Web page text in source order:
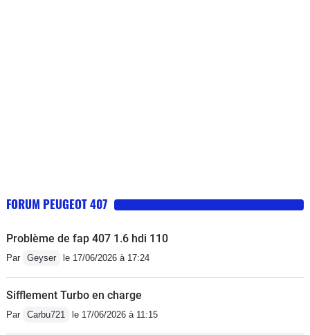
FORUM PEUGEOT 407
Problème de fap 407 1.6 hdi 110
Par Geyser le 17/06/2026 à 17:24
Sifflement Turbo en charge
Par Carbu721 le 17/06/2026 à 11:15